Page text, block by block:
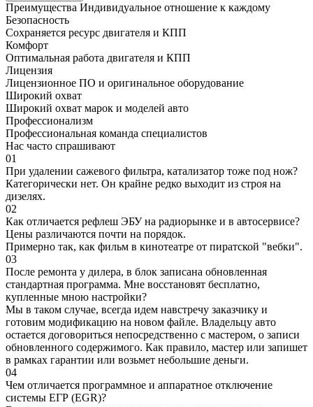
Преимущества Индивидуальное отношение к каждому
Безопасность
Сохраняется ресурс двигателя и КПП
Комфорт
Оптимальная работа двигателя и КПП
Лицензия
Лицензионное ПО и оригинальное оборудование
Широкий охват
Широкий охват марок и моделей авто
Профессионализм
Профессиональная команда специалистов
Нас часто спрашивают
01
При удалении сажевого фильтра, катализатор тоже под нож?
Категорически нет. Он крайне редко выходит из строя на
дизелях.
02
Как отличается рефлеш ЭБУ на радиорынке и в автосервисе?
Цены различаются почти на порядок.
Примерно так, как фильм в кинотеатре от пиратской "вебки".
03
После ремонта у дилера, в блок записана обновленная
стандартная программа. Мне восстановят бесплатно,
купленные мною настройки?
Мы в таком случае, всегда идем навстречу заказчику и
готовим модификацию на новом файле. Владельцу авто
остается договориться непосредственно с мастером, о записи
обновленного содержимого. Как правило, мастер или запишет
в рамках гарантии или возьмет небольшие деньги.
04
Чем отличается программное и аппаратное отключение
системы ЕГР (EGR)?